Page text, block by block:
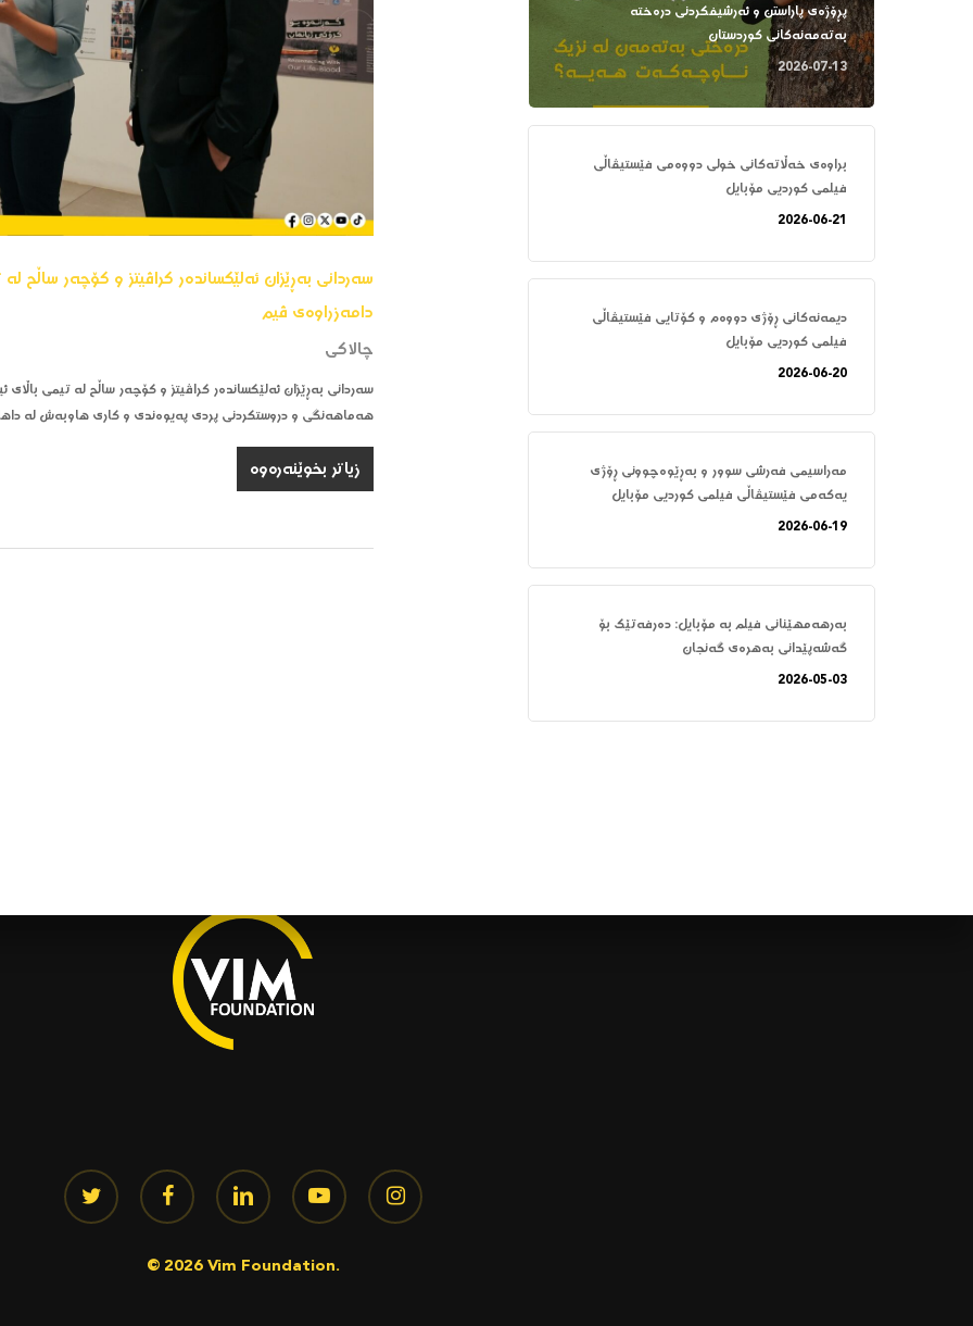
سەردانی بەڕێزان ئەلێکساندەر کراڤیتز و کۆچەر ساڵح لە
دامەزراوەی ڤیم
چالاکی
سەردانی بەڕێزان ئەلێکساندەر کراڤیتز و کۆچەر ساڵح لە تیمی
هەماهەنگی و دروستکردنی پردی پەیوەندی و کاری هاوبەش لە
زیاتر بخوێنەرەوە
پڕۆژەی پاراستن و ئەرشیفکردنی درەختە
بەتەمەنەکانی کوردستان
2026-07-13
براوەی خەڵاتەکانی خولی دووەمی فێستیڤاڵی
فیلمی کوردیی مۆبایل
2026-06-21
دیمەنەکانی ڕۆژی دووەم و کۆتایی فێستیڤاڵی
فیلمی کوردیی مۆبایل
2026-06-20
مەراسیمی فەرشی سوور و بەڕێوەچوونی ڕۆژی
یەکەمی فێستیڤاڵی فیلمی کوردیی مۆبایل
2026-06-19
بەرهەمهێنانی فیلم بە مۆبایل: دەرفەتێک بۆ
گەشەپێدانی بەهرەی گەنجان
2026-05-03
twitter facebook linkedin youtubeinstagram
© 2026 Vim Foundation.